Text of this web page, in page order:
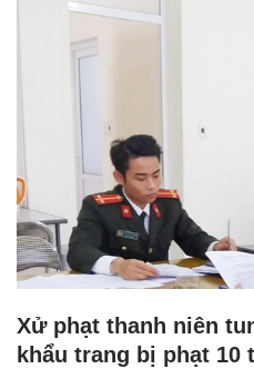
Xử phạt thanh niên
khẩu trang bị phạt 10